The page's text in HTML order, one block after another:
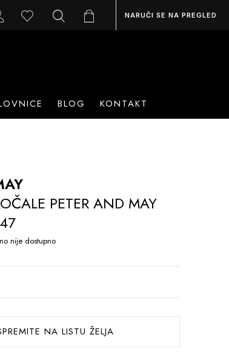
NARUČI SE NA PREGLED
BLOG KONTAKT
PETER AND MAY
nije dostupno
NA LISTU ŽELJA